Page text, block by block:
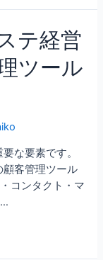
テ経営
ツール
な要素です。
顧客管理ツール
コンタクト・マ